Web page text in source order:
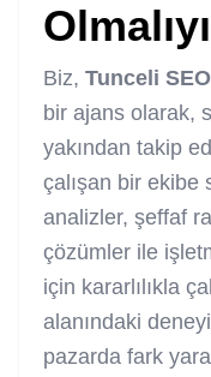
Biz, Tunceli
bir ajans olarak,
yakından takip
çalışan bir ekibe
analizler, şeffaf
çözümler ile
için kararlılıkla
alanındaki
pazarda fark